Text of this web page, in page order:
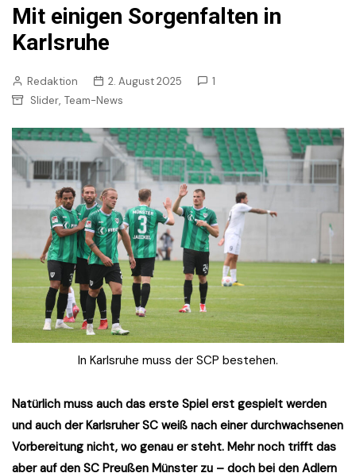
Mit einigen Sorgenfalten in
Karlsruhe
Redaktion 2. August 2025
1
Slider, Team-News
In Karlsruhe muss der SCP bestehen.
Natürlich muss auch das erste Spiel erst gespielt werden
und auch der Karlsruher SC weiß nach einer durchwachsenen
Vorbereitung nicht, wo genau er steht. Mehr noch trifft das
aber auf den SC Preußen Münster zu – doch bei den Adlern